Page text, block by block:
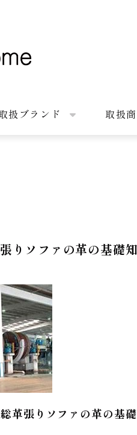
扱ブランド 取扱
りソファの革の基礎
革張りソファの革の基礎